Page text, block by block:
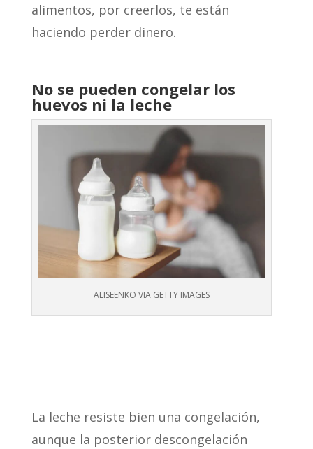
alimentos, por creerlos, te están
haciendo perder dinero.
No se pueden congelar los
huevos ni la leche
ALISEENKO VIA GETTY IMAGES
La leche resiste bien una congelación,
aunque la posterior descongelación